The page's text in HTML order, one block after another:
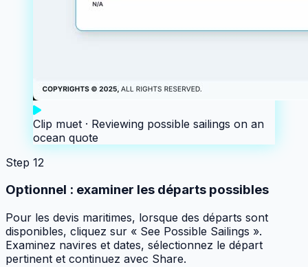
Clip muet · Reviewing possible sailings on an
ocean quote
Step 12
Optionnel : examiner les départs possibles
Pour les devis maritimes, lorsque des départs sont
disponibles, cliquez sur « See Possible Sailings ».
Examinez navires et dates, sélectionnez le départ
pertinent et continuez avec Share.